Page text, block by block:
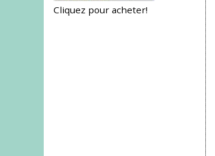
Cliquez pour acheter!